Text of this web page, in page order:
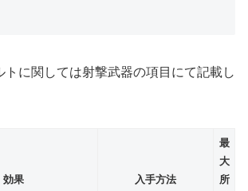
に関しては射撃武器の項目にて記載し
効果 入手方法
最
大
所